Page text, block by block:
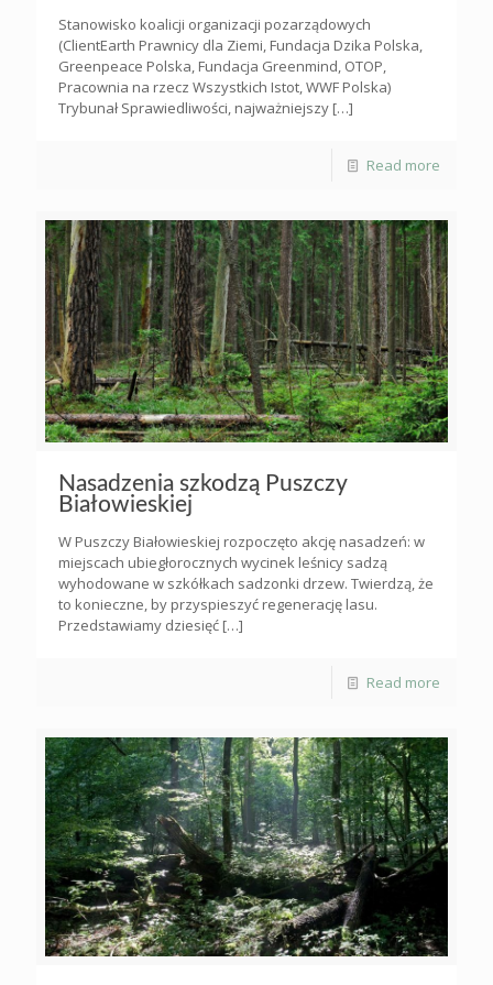
Stanowisko koalicji organizacji pozarządowych
(ClientEarth Prawnicy dla Ziemi, Fundacja Dzika Polska,
Greenpeace Polska, Fundacja Greenmind, OTOP,
Pracownia na rzecz Wszystkich Istot, WWF Polska)
Trybunał Sprawiedliwości, najważniejszy […]
Read more
Nasadzenia szkodzą Puszczy
Białowieskiej
W Puszczy Białowieskiej rozpoczęto akcję nasadzeń: w
miejscach ubiegłorocznych wycinek leśnicy sadzą
wyhodowane w szkółkach sadzonki drzew. Twierdzą, że
to konieczne, by przyspieszyć regenerację lasu.
Przedstawiamy dziesięć […]
Read more